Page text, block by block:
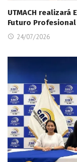
UTMACH
Futuro Profesional
24/07/2026